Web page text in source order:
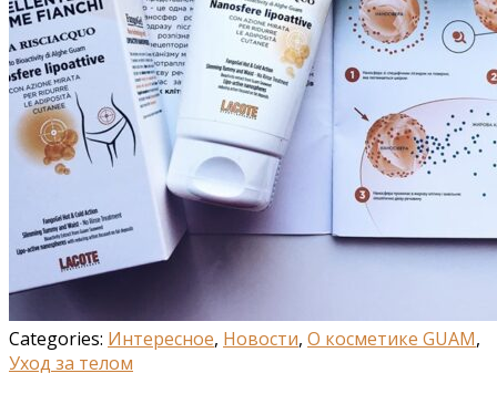
Categories: Интересное, Новости, О косметике GUAM,
Уход за телом